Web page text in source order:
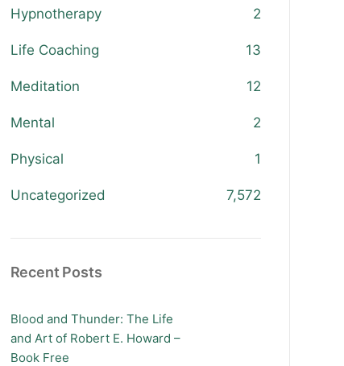
Hypnotherapy 2
Life Coaching 13
Meditation 12
Mental 2
Physical 1
Uncategorized 7,572
Recent Posts
Blood and Thunder: The Life
and Art of Robert E. Howard –
Book Free